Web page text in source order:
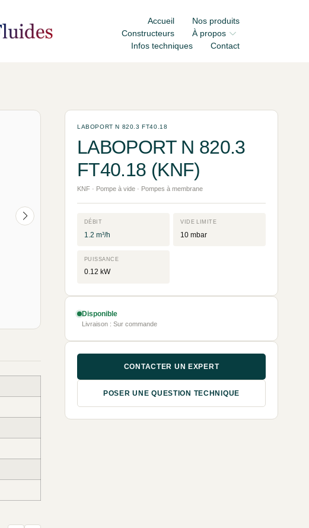
Accueil
Nos produits
Constructeurs
À propos
Infos techniques
Contact
LABOPORT N 820.3 FT40.18
LABOPORT N 820.3
FT40.18 (KNF)
KNF · Pompe à vide · Pompes à membrane
DÉBIT
1.2 m³/h
VIDE LIMITE
10 mbar
PUISSANCE
0.12 kW
Disponible
Livraison : Sur commande
CONTACTER UN EXPERT
POSER UNE QUESTION TECHNIQUE